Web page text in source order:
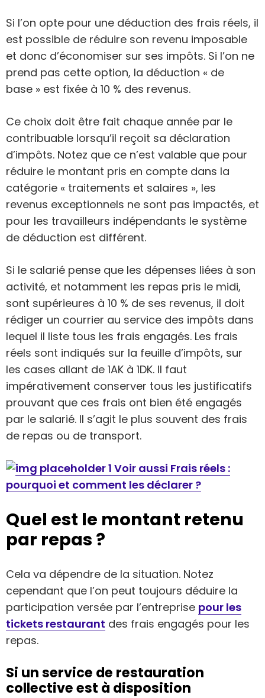
Si l’on opte pour une déduction des frais réels, il
est possible de réduire son revenu imposable
et donc d’économiser sur ses impôts. Si l’on ne
prend pas cette option, la déduction « de
base » est fixée à 10 % des revenus.
Ce choix doit être fait chaque année par le
contribuable lorsqu’il reçoit sa déclaration
d’impôts. Notez que ce n’est valable que pour
réduire le montant pris en compte dans la
catégorie « traitements et salaires », les
revenus exceptionnels ne sont pas impactés, et
pour les travailleurs indépendants le système
de déduction est différent.
Si le salarié pense que les dépenses liées à son
activité, et notamment les repas pris le midi,
sont supérieures à 10 % de ses revenus, il doit
rédiger un courrier au service des impôts dans
lequel il liste tous les frais engagés. Les frais
réels sont indiqués sur la feuille d’impôts, sur
les cases allant de 1AK à 1DK. Il faut
impérativement conserver tous les justificatifs
prouvant que ces frais ont bien été engagés
par le salarié. Il s’agit le plus souvent des frais
de repas ou de transport.
Voir aussi Frais réels :
pourquoi et comment les déclarer ?
Quel est le montant retenu
par repas ?
Cela va dépendre de la situation. Notez
cependant que l’on peut toujours déduire la
participation versée par l’entreprise pour les
tickets restaurant des frais engagés pour les
repas.
Si un service de restauration
collective est à disposition